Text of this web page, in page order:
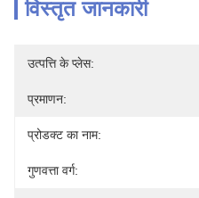
विस्तृत जानकारी
उत्पत्ति के प्लेस:
प्रमाणन:
प्रोडक्ट का नाम:
गुणवत्ता वर्ग: